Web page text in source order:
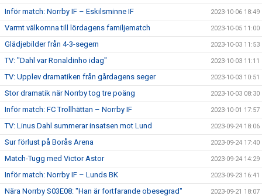
Inför match: Norrby IF – Eskilsminne IF 2023-10-06 18:49
Varmt välkomna till lördagens familjematch 2023-10-05 11:00
Glädjebilder från 4-3-segern 2023-10-03 11:53
TV: "Dahl var Ronaldinho idag" 2023-10-03 11:11
TV: Upplev dramatiken från gårdagens seger 2023-10-03 10:51
Stor dramatik när Norrby tog tre poäng 2023-10-03 08:30
Inför match: FC Trollhättan – Norrby IF 2023-10-01 17:57
TV: Linus Dahl summerar insatsen mot Lund 2023-09-24 18:06
Sur förlust på Borås Arena 2023-09-24 17:40
Match-Tugg med Victor Astor 2023-09-24 14:29
Inför match: Norrby IF – Lunds BK 2023-09-23 16:41
Nära Norrby S03E08: "Han är fortfarande obesegrad" 2023-09-21 18:07